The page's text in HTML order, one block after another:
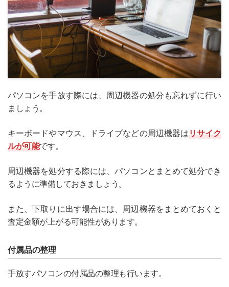
パソコンを手放す際には、周辺機器の処分も忘れずに行い
ましょう。
キーボードやマウス、ドライブなどの周辺機器はリサイク
ルが可能です。
周辺機器を処分する際には、パソコンとまとめて処分でき
るように準備しておきましょう。
また、下取りに出す場合には、周辺機器をまとめておくと
査定金額が上がる可能性があります。
付属品の整理
手放すパソコンの付属品の整理も行います。